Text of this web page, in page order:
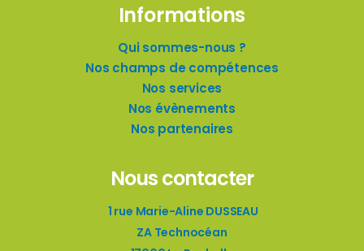
Informations
Qui sommes-nous ?
Nos champs de compétences
Nos services
Nos évènements
Nos partenaires
Nous contacter
1 rue Marie-Aline DUSSEAU
ZA Technocéan